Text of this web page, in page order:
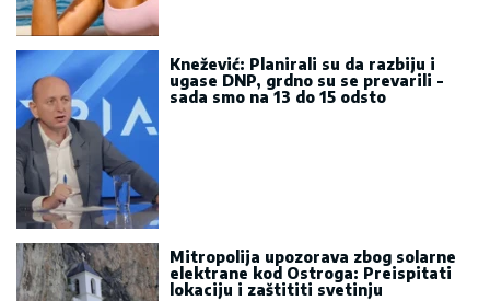
Knežević: Planirali su da razbiju i
ugase DNP, grdno su se prevarili -
sada smo na 13 do 15 odsto
Mitropolija upozorava zbog solarne
elektrane kod Ostroga: Preispitati
lokaciju i zaštititi svetinju